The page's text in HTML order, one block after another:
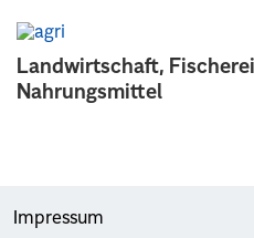
Landwirtschaft,
Nahrungsmittel
Impressum